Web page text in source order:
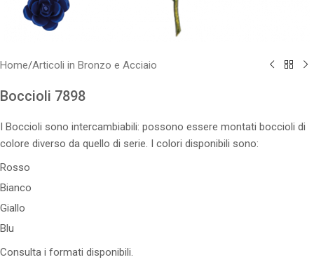
Home/Articoli in Bronzo e Acciaio
Boccioli 7898
I Boccioli sono intercambiabili: possono essere montati boccioli di
colore diverso da quello di serie. I colori disponibili sono:
Rosso
Bianco
Giallo
Blu
Consulta i formati disponibili.